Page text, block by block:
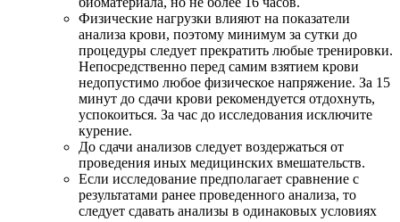
Физические нагрузки влияют на показатели
анализа крови, поэтому минимум за сутки до
процедуры следует прекратить любые тренировки.
Непосредственно перед самим взятием крови
недопустимо любое физическое напряжение. За 15
минут до сдачи крови рекомендуется отдохнуть,
успокоиться. За час до исследования исключите
курение.
До сдачи анализов следует воздержаться от
проведения иных медицинских вмешательств.
Если исследование предполагает сравнение с
результатами ранее проведенного анализа, то
следует сдавать анализы в одинаковых условиях